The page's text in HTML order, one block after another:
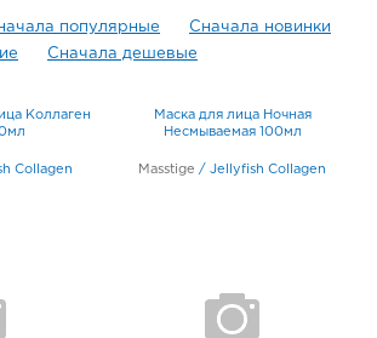
популярные
Сначала новинки
Сначала дешевые
Коллаген
Collagen
Маска для лица Ночная
Несмываемая 100мл
Masstige / Jellyfish Collagen